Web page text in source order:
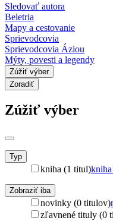
Sledovať autora
Beletria
Mapy a cestovanie
Sprievodcovia
Sprievodcovia Áziou
Mýty, povesti a legendy
Zúžiť výber
Zoradiť
Zúžiť výber
Typ
kniha (1 titul)kniha
Zobraziť iba
novinky (0 titulov)
zľavnené tituly (0